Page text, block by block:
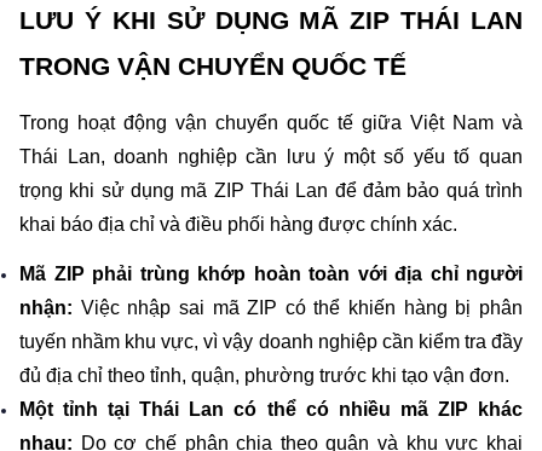
LƯU Ý KHI SỬ DỤNG MÃ ZIP THÁI LAN
TRONG VẬN CHUYỂN QUỐC TẾ
Trong hoạt động vận chuyển quốc tế giữa Việt Nam và
Thái Lan, doanh nghiệp cần lưu ý một số yếu tố quan
trọng khi sử dụng mã ZIP Thái Lan để đảm bảo quá trình
khai báo địa chỉ và điều phối hàng được chính xác.
Mã ZIP phải trùng khớp hoàn toàn với địa chỉ người
nhận: Việc nhập sai mã ZIP có thể khiến hàng bị phân
tuyến nhầm khu vực, vì vậy doanh nghiệp cần kiểm tra đầy
đủ địa chỉ theo tỉnh, quận, phường trước khi tạo vận đơn.
Một tỉnh tại Thái Lan có thể có nhiều mã ZIP khác
nhau: Do cơ chế phân chia theo quận và khu vực khai